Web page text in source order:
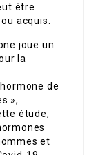
être
acquis.
joue un
la
de
»,
étude,
et